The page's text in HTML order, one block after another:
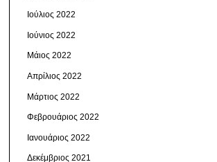
Ιούλιος 2022
Ιούνιος 2022
Μάιος 2022
Απρίλιος 2022
Μάρτιος 2022
Φεβρουάριος 2022
Ιανουάριος 2022
Δεκέμβριος 2021